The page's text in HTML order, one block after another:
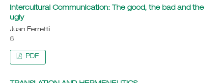
Intercultural Communication: The good, the bad and the
ugly
Juan Ferretti
6
PDF